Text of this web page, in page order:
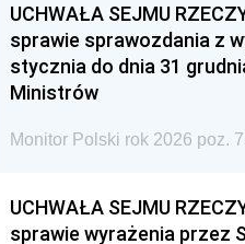
UCHWAŁA SEJMU
sprawie sprawozdania z
stycznia do dnia 31
Ministrów
Monitor Polski rok 2026 poz.
UCHWAŁA SEJMU
sprawie wyrażenia przez